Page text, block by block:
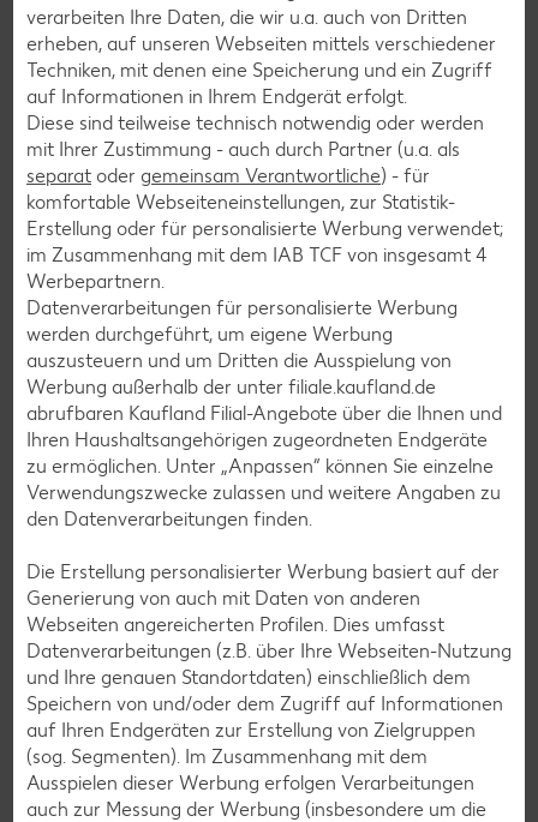
Sushi-Rezepte
Raclette-Rezepte
Flammkuchen-Rezepte
Frühstücksrezepte
Salat-Rezepte
Spargel-Rezepte
Fleisch-Rezepte
Fisch-Rezepte
Geflügel-Rezepte
Lamm-Rezepte
Grill-Rezepte
Muffin-Rezepte
Apfelkuchen-Rezepte
Schokokuchen-Rezepte
Torten-Rezepte
Eis-Rezepte
Pfannkuchen-Rezepte
Plätzchen-Rezepte
verarbeiten Ihre Daten, die wir u.a. auch von Dritten
erheben, auf unseren Webseiten mittels verschiedener
Techniken, mit denen eine Speicherung und ein Zugriff
auf Informationen in Ihrem Endgerät erfolgt.
Diese sind teilweise technisch notwendig oder werden
mit Ihrer Zustimmung - auch durch Partner (u.a. als
separat oder gemeinsam Verantwortliche) - für
komfortable Webseiteneinstellungen, zur Statistik-
Erstellung oder für personalisierte Werbung verwendet;
im Zusammenhang mit dem IAB TCF von insgesamt 4
Werbepartnern.
Datenverarbeitungen für personalisierte Werbung
werden durchgeführt, um eigene Werbung
auszusteuern und um Dritten die Ausspielung von
Werbung außerhalb der unter filiale.kaufland.de
abrufbaren Kaufland Filial-Angebote über die Ihnen und
Ihren Haushaltsangehörigen zugeordneten Endgeräte
zu ermöglichen. Unter „Anpassen“ können Sie einzelne
Verwendungszwecke zulassen und weitere Angaben zu
den Datenverarbeitungen finden.
Die Erstellung personalisierter Werbung basiert auf der
Generierung von auch mit Daten von anderen
Webseiten angereicherten Profilen. Dies umfasst
Datenverarbeitungen (z.B. über Ihre Webseiten-Nutzung
und Ihre genauen Standortdaten) einschließlich dem
Speichern von und/oder dem Zugriff auf Informationen
auf Ihren Endgeräten zur Erstellung von Zielgruppen
(sog. Segmenten). Im Zusammenhang mit dem
Ausspielen dieser Werbung erfolgen Verarbeitungen
auch zur Messung der Werbung (insbesondere um die